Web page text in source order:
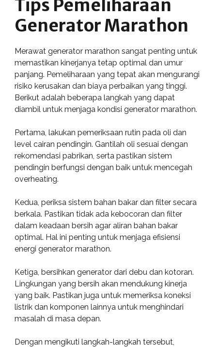
Tips Pemeliharaan
Generator Marathon
Merawat generator marathon sangat penting untuk
memastikan kinerjanya tetap optimal dan umur
panjang. Pemeliharaan yang tepat akan mengurangi
risiko kerusakan dan biaya perbaikan yang tinggi.
Berikut adalah beberapa langkah yang dapat
diambil untuk menjaga kondisi generator marathon.
Pertama, lakukan pemeriksaan rutin pada oli dan
level cairan pendingin. Gantilah oli sesuai dengan
rekomendasi pabrikan, serta pastikan sistem
pendingin berfungsi dengan baik untuk mencegah
overheating.
Kedua, periksa sistem bahan bakar dan filter secara
berkala. Pastikan tidak ada kebocoran dan filter
dalam keadaan bersih agar aliran bahan bakar
optimal. Hal ini penting untuk menjaga efisiensi
energi generator marathon.
Ketiga, bersihkan generator dari debu dan kotoran.
Lingkungan yang bersih akan mendukung kinerja
yang baik. Pastikan juga untuk memeriksa koneksi
listrik dan komponen lainnya untuk menghindari
masalah di masa depan.
Dengan mengikuti langkah-langkah tersebut,